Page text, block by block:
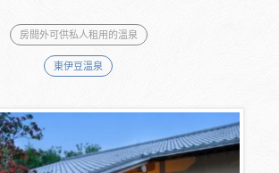
房間外可供私人租用的溫泉
東伊豆溫泉